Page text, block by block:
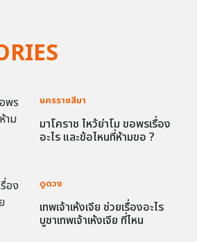
นครราชสีมา
มาโคราช ไหว้ย่าโม ขอพรเรื่อง
อะไร และข้อไหนที่ห้ามขอ ?
ดูดวง
เทพเจ้าเห้งเจีย ช่วยเรื่องอะไร
บูชาเทพเจ้าเห้งเจีย ที่ไหน